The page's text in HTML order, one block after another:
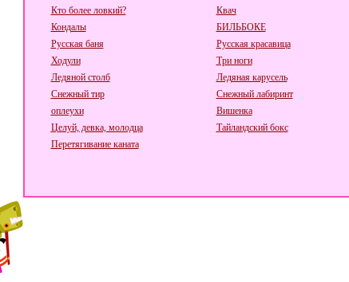
Кто более ловкий?
Квач
Кондалы
БИЛЬБОКЕ
Русская баня
Русская красавица
Ходули
Три ноги
Ледяной столб
Ледяная карусель
Снежный тир
Снежный лабиринт
оплеухи
Вишенка
Целуй, девка, молодца
Тайландский бокс
Перетягивание каната